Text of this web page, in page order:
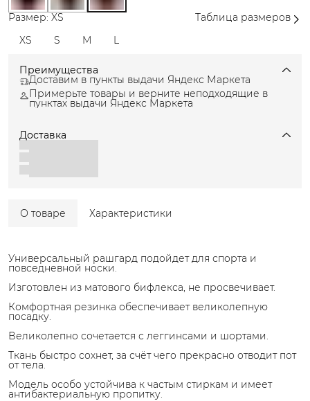
Размер: XS
Таблица размеров
XS
S M L
Преимущества
Доставим в пункты выдачи Яндекс Маркета
Примерьте товары и верните неподходящие в
пунктах выдачи Яндекс Маркета
Доставка
О товаре Характеристики
Универсальный рашгард подойдет для спорта и
повседневной носки.
Изготовлен из матового бифлекса, не просвечивает.
Комфортная резинка обеспечивает великолепную
посадку.
Великолепно сочетается с леггинсами и шортами.
Ткань быстро сохнет, за счёт чего прекрасно отводит пот
от тела.
Модель особо устойчива к частым стиркам и имеет
антибактериальную пропитку.